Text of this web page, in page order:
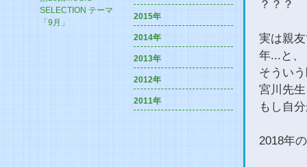
SELECTION テーマ
「9月」
2015年
2014年
2013年
2012年
2011年
？？？
実は親
年...と、
そうい
宮川先
もし自
2018年